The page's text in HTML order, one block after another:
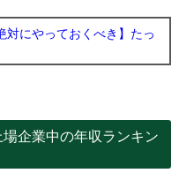
対にやっておくべき】たっ
企業中の年収ランキン